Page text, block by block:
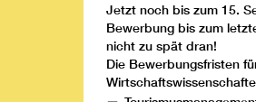
Jetzt noch bis zum 15.
Bewerbung bis zum
nicht zu spät dran!
Die Bewerbungsfristen